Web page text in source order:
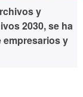
y
2030, se ha
empresarios y